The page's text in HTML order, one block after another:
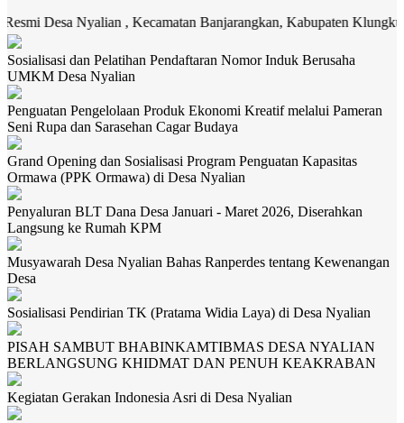
Nyalian , Kecamatan Banjarangkan, Kabupaten Klungkung.
Sosialisasi dan Pelatihan Pendaftaran Nomor Induk Berusaha
UMKM Desa Nyalian
Penguatan Pengelolaan Produk Ekonomi Kreatif melalui Pameran
Seni Rupa dan Sarasehan Cagar Budaya
Grand Opening dan Sosialisasi Program Penguatan Kapasitas
Ormawa (PPK Ormawa) di Desa Nyalian
Penyaluran BLT Dana Desa Januari - Maret 2026, Diserahkan
Langsung ke Rumah KPM
Musyawarah Desa Nyalian Bahas Ranperdes tentang Kewenangan
Desa
Sosialisasi Pendirian TK (Pratama Widia Laya) di Desa Nyalian
PISAH SAMBUT BHABINKAMTIBMAS DESA NYALIAN
BERLANGSUNG KHIDMAT DAN PENUH KEAKRABAN
Kegiatan Gerakan Indonesia Asri di Desa Nyalian